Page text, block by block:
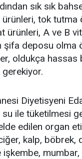
sık sık
tok
ürünleri, A ve B
şifa deposu olma
oldukça
Diyetisyeni
ile tüketilmesi
edilen organ
kalp, böbrek,